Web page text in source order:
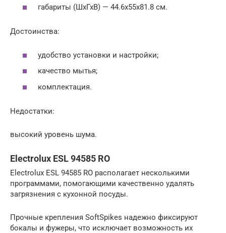
габариты (ШхГхВ) — 44.6x55x81.8 см.
Достоинства:
удобство установки и настройки;
качество мытья;
комплектация.
Недостатки:
высокий уровень шума.
Electrolux ESL 94585 RO
Electrolux ESL 94585 RO располагает несколькими
программами, помогающими качественно удалять
загрязнения с кухонной посуды.
Прочные крепления SoftSpikes надежно фиксируют
бокалы и фужеры, что исключает возможность их